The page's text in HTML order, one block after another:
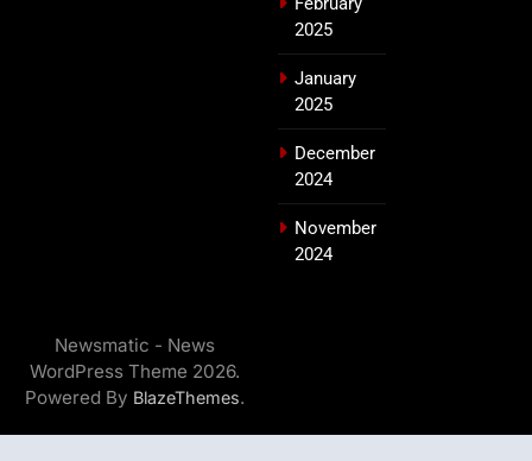
2025
January
2025
December
2024
November
2024
Newsmatic - News
WordPress Theme 2026.
Powered By BlazeThemes.